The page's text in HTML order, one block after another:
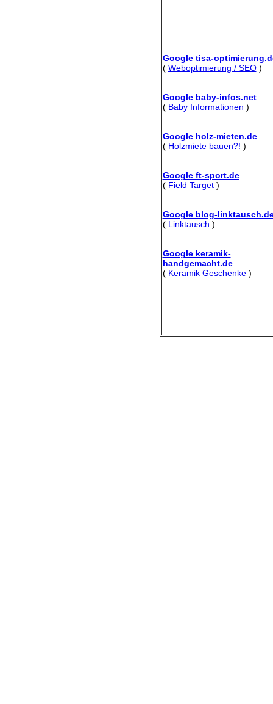
Google tisa-
( Weboptimierung / SEO)
Google baby-infos.net
( Baby Informationen )
Google holz-mieten.de
( Holzmiete bauen?! )
Google ft-sport.de
( Field Target)
Google blog-
( Linktausch )
Google keramik-
handgemacht.de
( Keramik Geschenke)